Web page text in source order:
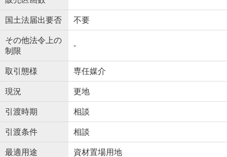
国土法届出要否 不要
その他法令上の
制限
-
取引態様 専任媒介
現況 更地
引渡時期 相談
引渡条件 相談
最適用途 資材置場用地